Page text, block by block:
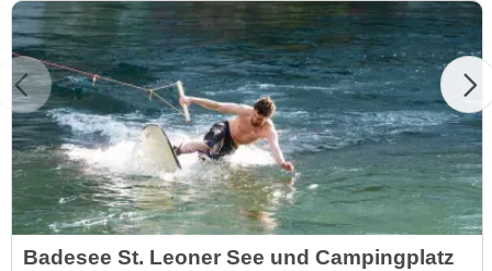
Badesee St. Leoner See und Campingplatz